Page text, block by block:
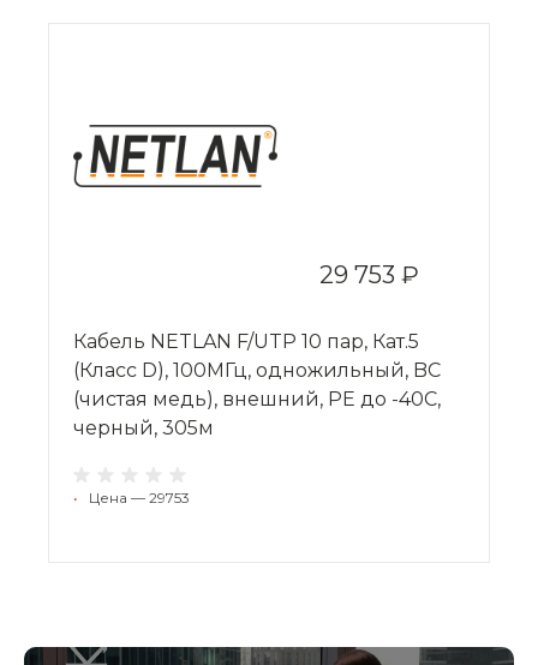
29 753 ₽
Кабель NETLAN F/UTP 10 пар, Кат.5
(Класс D), 100МГц, одножильный, BC
(чистая медь), внешний, PE до -40C,
черный, 305м
• Цена — 29753